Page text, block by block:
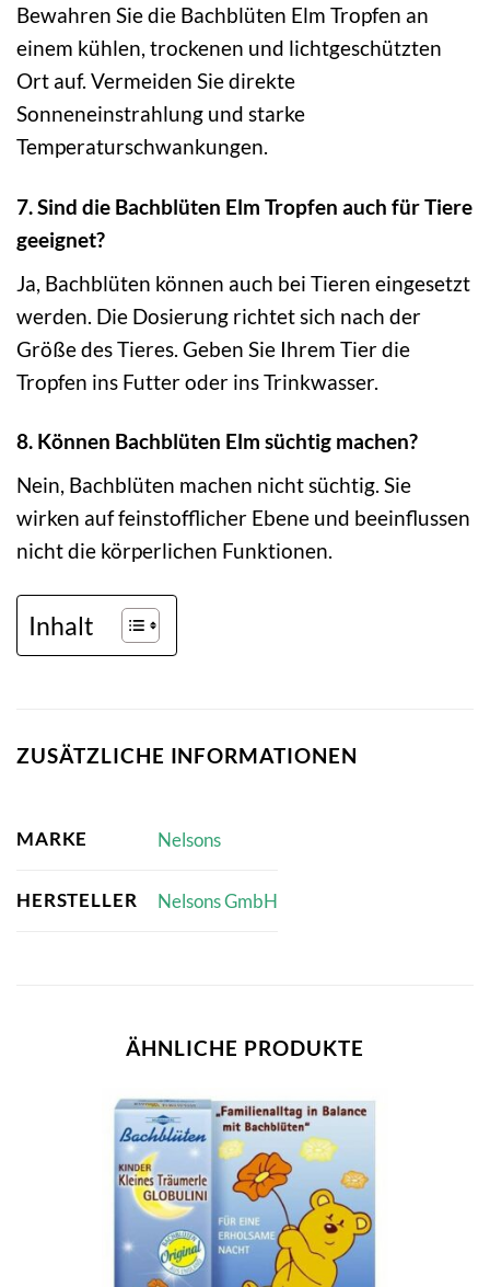
Bewahren Sie die Bachblüten Elm Tropfen an
einem kühlen, trockenen und lichtgeschützten
Ort auf. Vermeiden Sie direkte
Sonneneinstrahlung und starke
Temperaturschwankungen.
7. Sind die Bachblüten Elm Tropfen auch für Tiere
geeignet?
Ja, Bachblüten können auch bei Tieren eingesetzt
werden. Die Dosierung richtet sich nach der
Größe des Tieres. Geben Sie Ihrem Tier die
Tropfen ins Futter oder ins Trinkwasser.
8. Können Bachblüten Elm süchtig machen?
Nein, Bachblüten machen nicht süchtig. Sie
wirken auf feinstofflicher Ebene und beeinflussen
nicht die körperlichen Funktionen.
Inhalt
ZUSÄTZLICHE INFORMATIONEN
MARKE Nelsons
HERSTELLER Nelsons GmbH
ÄHNLICHE PRODUKTE